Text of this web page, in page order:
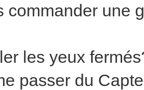
commander une
les yeux
passer du